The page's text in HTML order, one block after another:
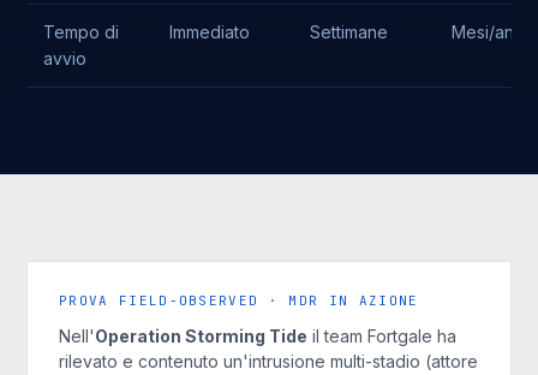
Tempo di
avvio
Immediato Settimane Mesi/anni
PROVA FIELD-OBSERVED · MDR IN AZIONE
Nell'Operation Storming Tide il team Fortgale ha
rilevato e contenuto un'intrusione multi-stadio (attore